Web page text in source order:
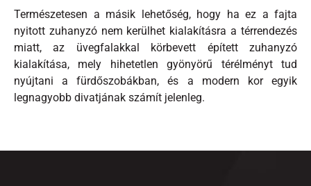
Természetesen a másik lehetőség, hogy ha ez a fajta
nyitott zuhanyzó nem kerülhet kialakításra a térrendezés
miatt, az üvegfalakkal körbevett épített zuhanyzó
kialakítása, mely hihetetlen gyönyörű térélményt tud
nyújtani a fürdőszobákban, és a modern kor egyik
legnagyobb divatjának számít jelenleg.